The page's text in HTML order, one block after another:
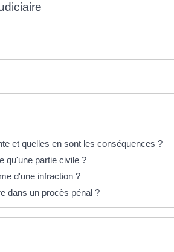
et quelles en sont les conséquences ?
qu'une partie civile ?
d'une infraction ?
dans un procès pénal ?